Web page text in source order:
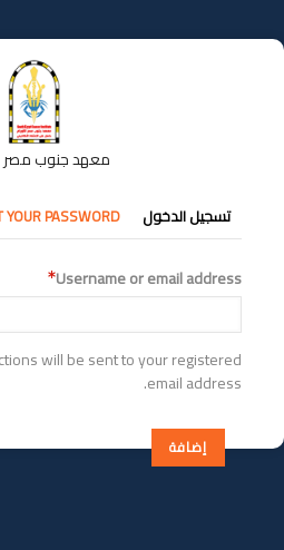
إلى
المحتوى
معهد جنوب مصر
التبويبات
الأساسية
تسجيل الدخول YOUR PASSWORD
Username or email address
will be sent to your registered
email address.